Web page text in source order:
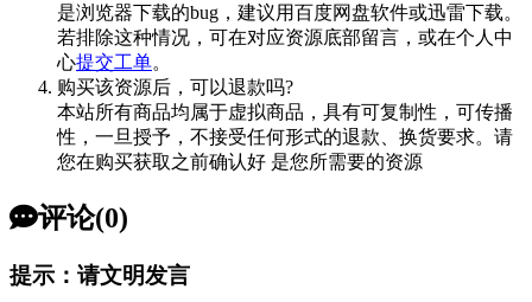
是浏览器下载的bug，建议用百度网盘软件或迅雷下载。
若排除这种情况，可在对应资源底部留言，或在个人中
心提交工单。
购买该资源后，可以退款吗?
本站所有商品均属于虚拟商品，具有可复制性，可传播
性，一旦授予，不接受任何形式的退款、换货要求。请
您在购买获取之前确认好 是您所需要的资源
评论(0)
提示：请文明发言